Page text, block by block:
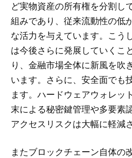
ど実物資産の所有権を分割し
組みであり、従来流動性の低
な活力を与えています。こう
は今後さらに発展していくこ
り、金融市場全体に新風を吹
います。さらに、安全面でも
ます。ハードウェアウォレッ
末による秘密鍵管理や多要素
アクセスリスクは大幅に軽減
またブロックチェーン自体の